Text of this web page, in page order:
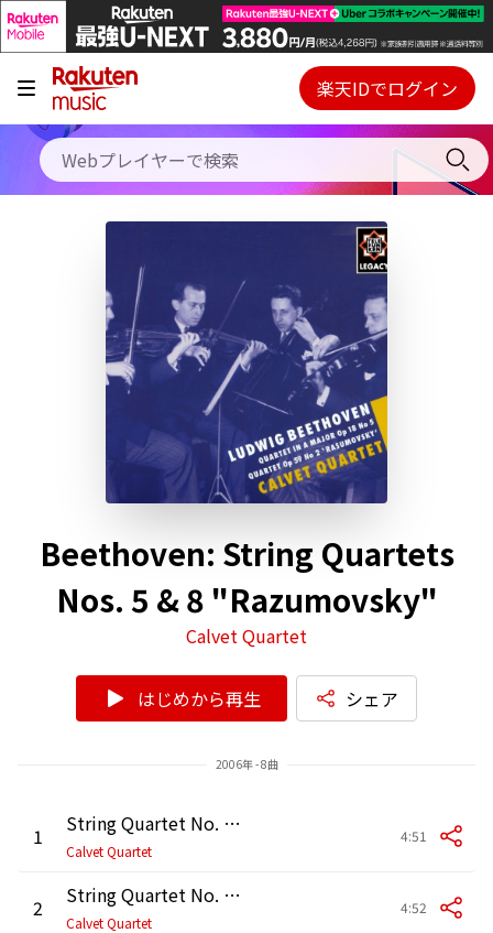
キャンペーン
料金プラン
使い方
初回30日間無料お試し
Webプレイヤー
ご契約内容の確認・変更
楽天IDでログイン
Beethoven: String Quartets
Nos. 5 & 8 "Razumovsky"
Calvet Quartet
はじめから再生 シェア
2006年 - 8曲
1 String Quartet No. 5 in A Major, Op. 18 No. 5: I. Allegro
Calvet Quartet
4:51
2 String Quartet No. 5 in A Major, Op. 18 No. 5: II. Menuetto
Calvet Quartet
4:52